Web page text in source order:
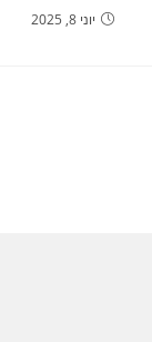
יוני 8, 2025